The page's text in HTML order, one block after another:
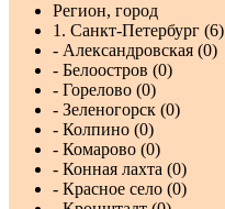
Регион, город
1. Санкт-Петербург (6)
- Александровская (0)
- Белоостров (0)
- Горелово (0)
- Зеленогорск (0)
- Колпино (0)
- Комарово (0)
- Конная лахта (0)
- Красное село (0)